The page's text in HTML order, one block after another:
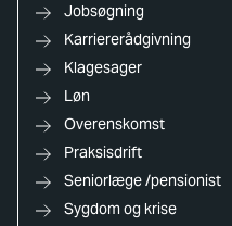
Jobsøgning
Karriererådgivning
Klagesager
Løn
Overenskomst
Praksisdrift
Seniorlæge /pensionist
Sygdom og krise